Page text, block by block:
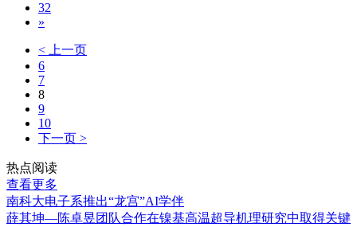
32
»
< 上一页
6
7
8
9
10
下一页 >
热点阅读
查看更多
南科大电子系推出“龙宫”AI学伴
薛其坤—陈卓昱团队合作在镍基高温超导机理研究中取得关键